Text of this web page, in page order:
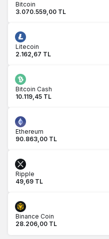
Bitcoin
3.070.559,00 TL
Litecoin
2.162,67 TL
Bitcoin Cash
10.119,45 TL
Ethereum
90.863,00 TL
Ripple
49,69 TL
Binance Coin
28.206,00 TL